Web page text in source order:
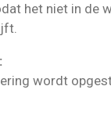
het niet in de
wordt